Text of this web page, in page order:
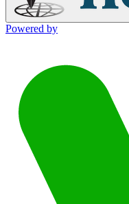
Powered by